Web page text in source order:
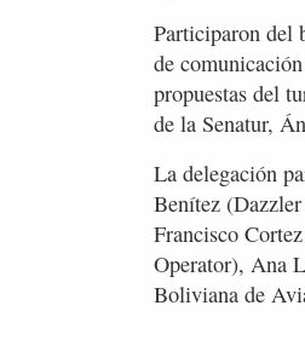
Participaron del
de
propuestas del
de la Senatur,
La delegación
Benítez
Francisco
Operator), Ana
Boliviana de